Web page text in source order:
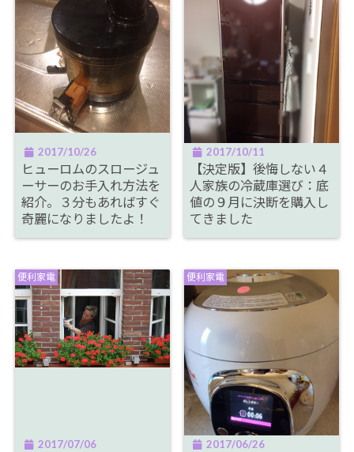
2017/10/26
ヒューロムのスロージュ
ーサーのお手入れ方法を
紹介。３分もあればすぐ
奇麗になりましたよ！
2017/10/11
【決定版】後悔しない４
人家族の冷蔵庫選び：底
値の９月に決断を購入し
てきました
便利家電
2017/07/06
便利家電
2017/06/26